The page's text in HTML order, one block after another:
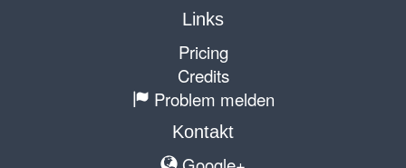
Links
Pricing
Credits
Problem melden
Kontakt